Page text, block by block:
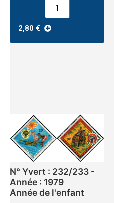
2,80 €
N° Yvert : 232/233 -
Année : 1979
Année de l'enfant